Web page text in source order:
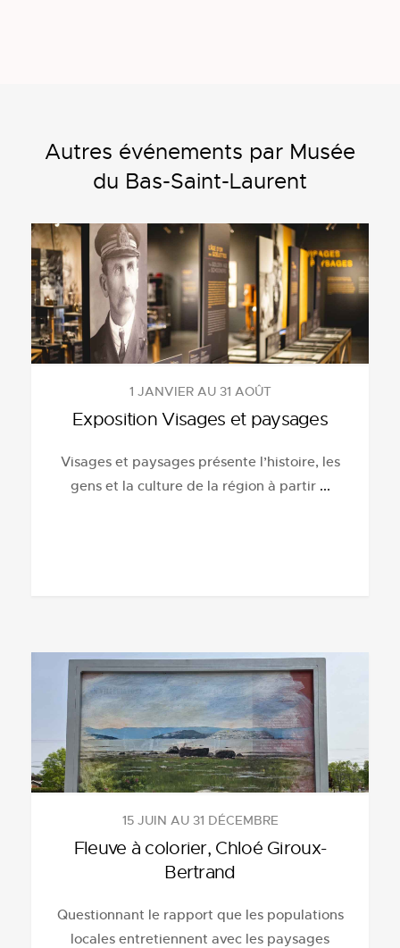
Autres événements par Musée
du Bas-Saint-Laurent
1 JANVIER AU 31 AOÛT
Exposition Visages et paysages
Visages et paysages présente l’histoire, les
gens et la culture de la région à partir ...
15 JUIN AU 31 DÉCEMBRE
Fleuve à colorier, Chloé Giroux-
Bertrand
Questionnant le rapport que les populations
locales entretiennent avec les paysages